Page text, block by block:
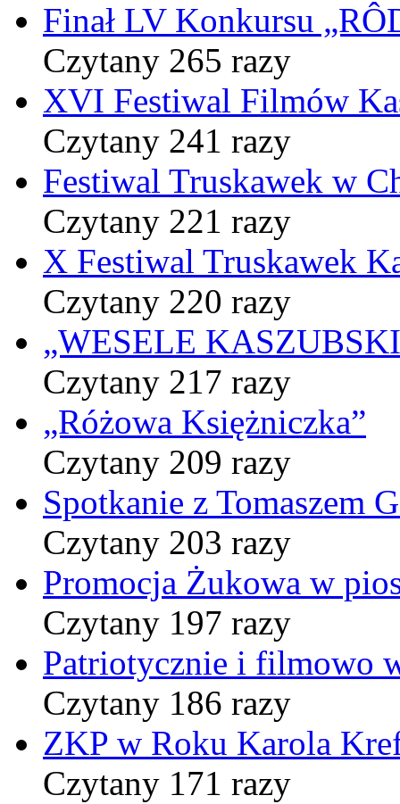
Finał LV Konkursu
Czytany 265 razy
XVI Festiwal Filmów
Czytany 241 razy
Festiwal Truskawek w
Czytany 221 razy
X Festiwal Truskawek
Czytany 220 razy
„WESELE
Czytany 217 razy
„Różowa Księżniczka”
Czytany 209 razy
Spotkanie z Tomaszem
Czytany 203 razy
Promocja Żukowa w
Czytany 197 razy
Patriotycznie i filmowo
Czytany 186 razy
ZKP w Roku Karola
Czytany 171 razy